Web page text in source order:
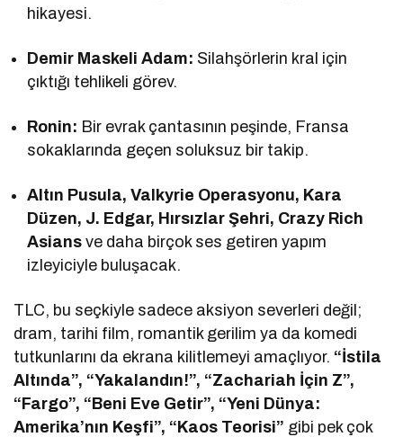
hikayesi.
Demir Maskeli Adam: Silahşörlerin kral için
çıktığı tehlikeli görev.
Ronin: Bir evrak çantasının peşinde, Fransa
sokaklarında geçen soluksuz bir takip.
Altın Pusula, Valkyrie Operasyonu, Kara
Düzen, J. Edgar, Hırsızlar Şehri, Crazy Rich
Asians ve daha birçok ses getiren yapım
izleyiciyle buluşacak.
TLC, bu seçkiyle sadece aksiyon severleri değil;
dram, tarihi film, romantik gerilim ya da komedi
tutkunlarını da ekrana kilitlemeyi amaçlıyor. “İstila
Altında”, “Yakalandın!”, “Zachariah İçin Z”,
“Fargo”, “Beni Eve Getir”, “Yeni Dünya:
Amerika’nın Keşfi”, “Kaos Teorisi” gibi pek çok